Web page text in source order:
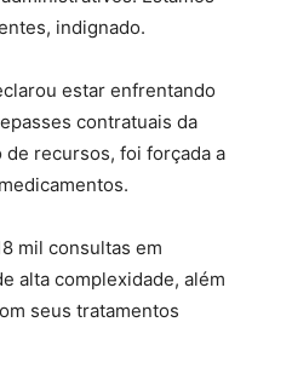
indignado.
estar enfrentando
contratuais da
recursos, foi forçada a
mil consultas em
alta complexidade, além
seus tratamentos